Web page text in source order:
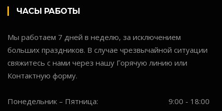
ЧАСЫ РАБОТЫ
Мы работаем 7 дней в неделю, за исключением
больших праздников. В случае чрезвычайной ситуации
свяжитесь с нами через нашу Горячую линию или
Контактную форму.
Понедельник – Пятница: 9:00 - 18:00